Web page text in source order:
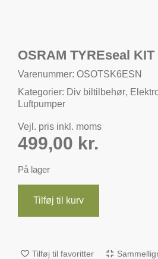
OSRAM TYREseal
Varenummer: OSOTSK6ESN
Kategorier: Div biltilbehør,
Luftpumper
Vejl. pris inkl. moms
499,00 kr.
På lager
Tilføj til kurv
Tilføj til favoritter